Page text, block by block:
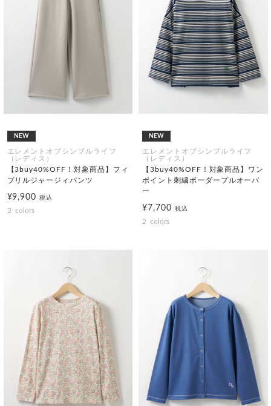
NEW
エレメントオブシンプルライフ
（レディス）
【3buy40%OFF！対象商品】フィ
ブリルジャージィパンツ
¥9,900税込
2 colors
NEW
エレメントオブシンプルライフ
（レディス）
【3buy40%OFF！対象商品】ワン
ポイント刺繍ボーダープルオーバ
ー
¥7,700 税込
2 colors